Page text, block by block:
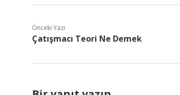
Önceki Yazı
Çatışmacı Teori Ne Demek